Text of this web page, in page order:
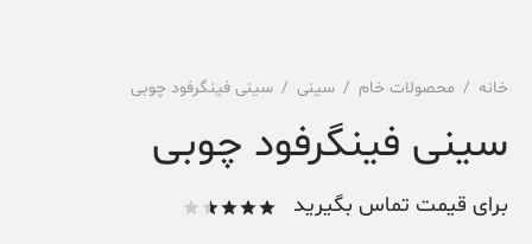
خانه / محصولات خام / سینی / سینی فینگرفود چوبی
سینی فینگرفود چوبی
برای قیمت تماس بگیرید